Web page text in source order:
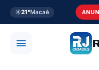
☀️21°Macaé